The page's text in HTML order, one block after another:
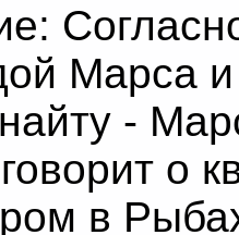
Марса
-
о
в